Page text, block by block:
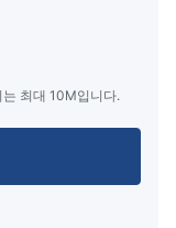
최대 10M입니다.